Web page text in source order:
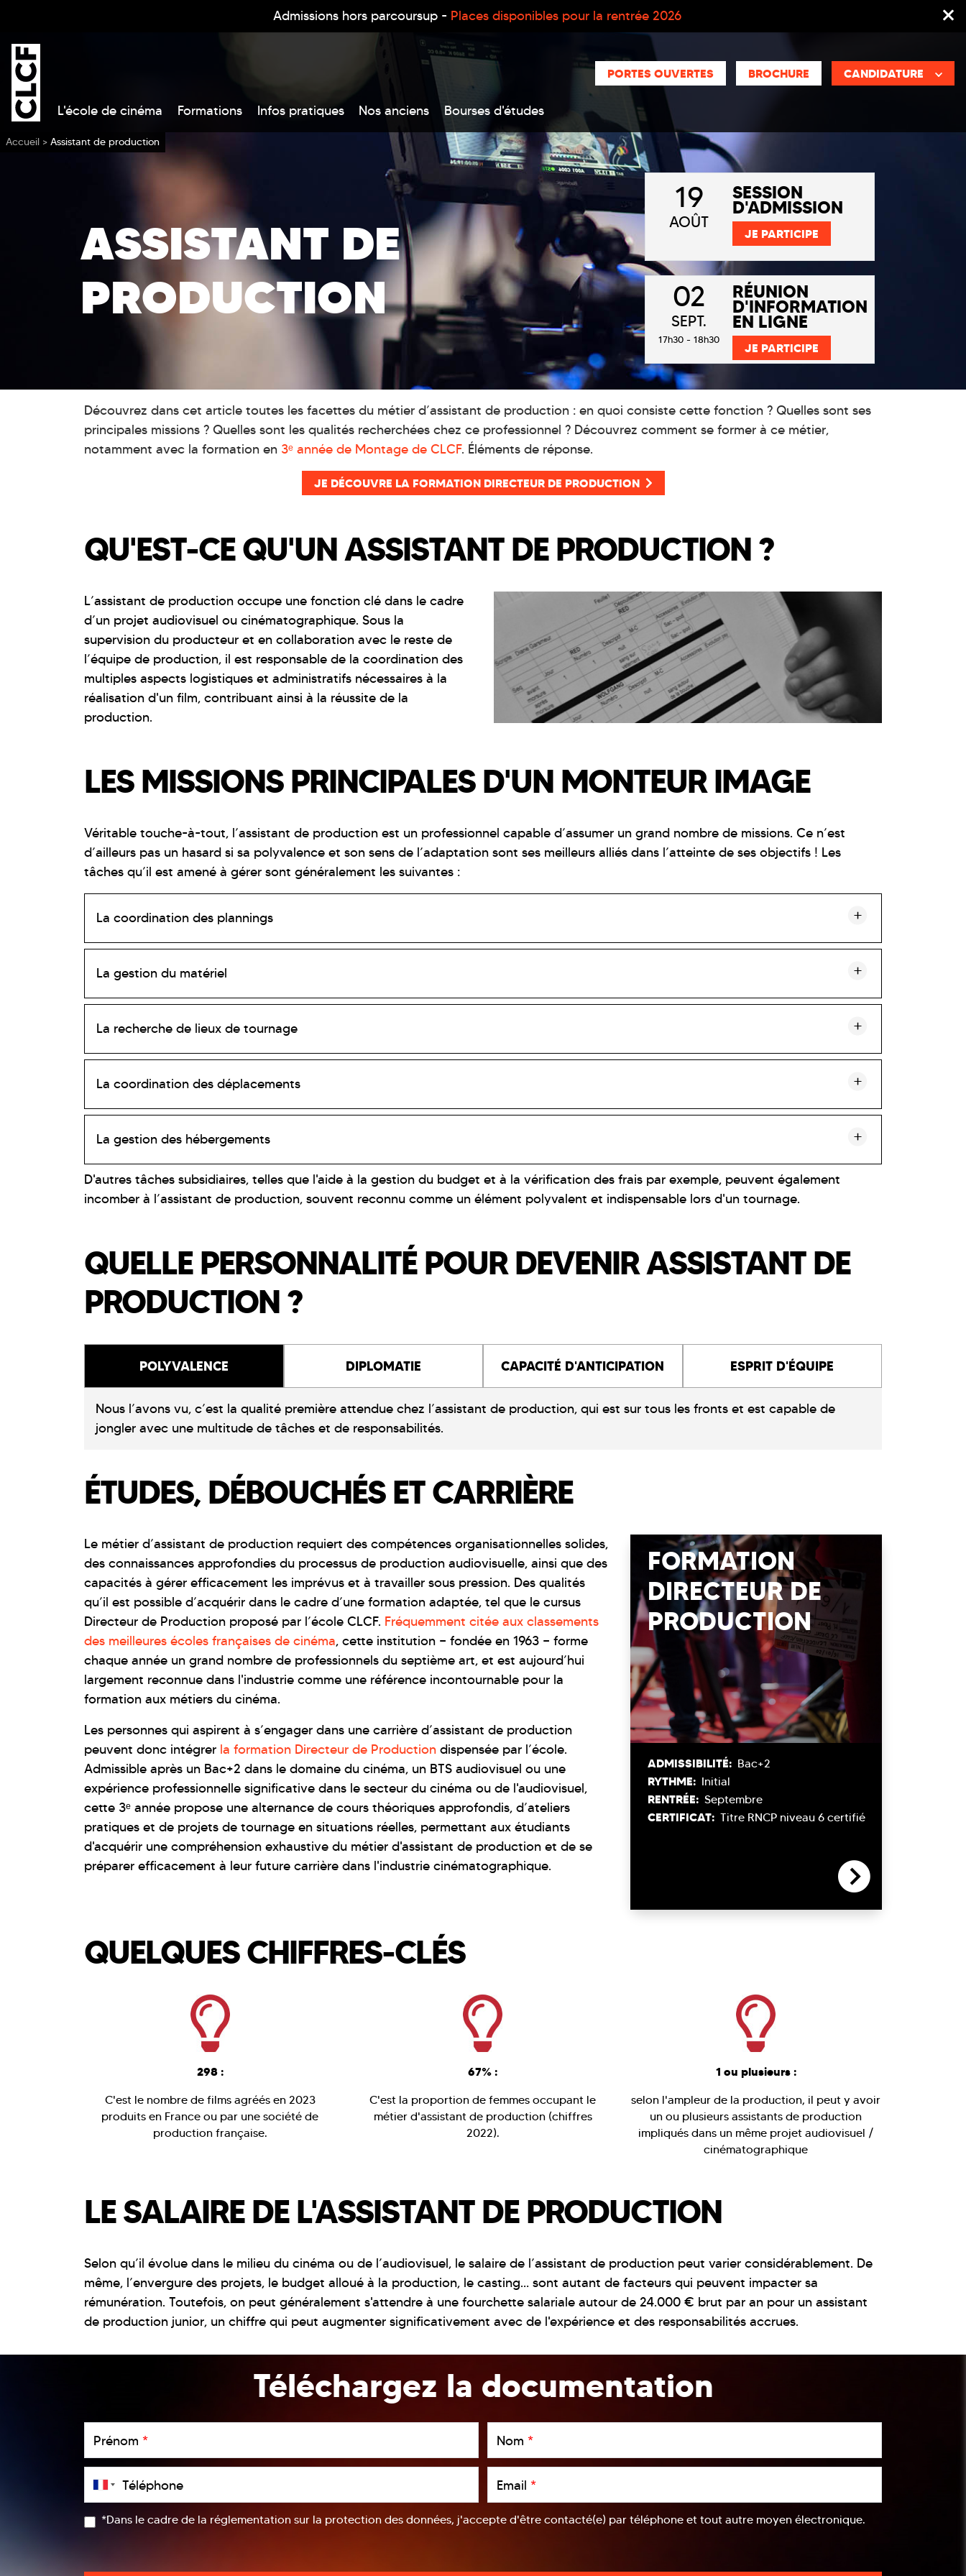
ASSISTANT DE
PRODUCTION
19
AOÛT
SESSION
D'ADMISSION
JE PARTICIPE
02
SEPT.
17h30 - 18h30
RÉUNION
D'INFORMATION
EN LIGNE
JE PARTICIPE
Découvrez dans cet article toutes les facettes du métier d’assistant de production : en quoi consiste cette fonction ? Quelles sont ses
principales missions ? Quelles sont les qualités recherchées chez ce professionnel ? Découvrez comment se former à ce métier,
notamment avec la formation en 3ᵉ année de Montage de CLCF. Éléments de réponse.
JE DÉCOUVRE LA FORMATION DIRECTEUR DE PRODUCTION
QU'EST-CE QU'UN ASSISTANT DE PRODUCTION ?
L’assistant de production occupe une fonction clé dans le cadre
d’un projet audiovisuel ou cinématographique. Sous la
supervision du producteur et en collaboration avec le reste de
l’équipe de production, il est responsable de la coordination des
multiples aspects logistiques et administratifs nécessaires à la
réalisation d'un film, contribuant ainsi à la réussite de la
production.
LES MISSIONS PRINCIPALES D'UN MONTEUR IMAGE
Véritable touche-à-tout, l’assistant de production est un professionnel capable d’assumer un grand nombre de missions. Ce n’est
d’ailleurs pas un hasard si sa polyvalence et son sens de l’adaptation sont ses meilleurs alliés dans l’atteinte de ses objectifs ! Les
tâches qu’il est amené à gérer sont généralement les suivantes :
La coordination des plannings
La gestion du matériel
La recherche de lieux de tournage
La coordination des déplacements
La gestion des hébergements
D'autres tâches subsidiaires, telles que l'aide à la gestion du budget et à la vérification des frais par exemple, peuvent également
incomber à l’assistant de production, souvent reconnu comme un élément polyvalent et indispensable lors d'un tournage.
QUELLE PERSONNALITÉ POUR DEVENIR ASSISTANT DE
PRODUCTION ?
POLYVALENCE DIPLOMATIE CAPACITÉ D'ANTICIPATION ESPRIT D'ÉQUIPE
Nous l’avons vu, c’est la qualité première attendue chez l’assistant de production, qui est sur tous les fronts et est capable de
jongler avec une multitude de tâches et de responsabilités.
ÉTUDES, DÉBOUCHÉS ET CARRIÈRE
Le métier d’assistant de production requiert des compétences organisationnelles solides,
des connaissances approfondies du processus de production audiovisuelle, ainsi que des
capacités à gérer efficacement les imprévus et à travailler sous pression. Des qualités
qu’il est possible d’acquérir dans le cadre d’une formation adaptée, tel que le cursus
Directeur de Production proposé par l’école CLCF. Fréquemment citée aux classements
des meilleures écoles françaises de cinéma, cette institution — fondée en 1963 — forme
chaque année un grand nombre de professionnels du septième art, et est aujourd’hui
largement reconnue dans l'industrie comme une référence incontournable pour la
formation aux métiers du cinéma.
Les personnes qui aspirent à s’engager dans une carrière d’assistant de production
peuvent donc intégrer la formation Directeur de Production dispensée par l’école.
Admissible après un Bac+2 dans le domaine du cinéma, un BTS audiovisuel ou une
expérience professionnelle significative dans le secteur du cinéma ou de l'audiovisuel,
cette 3ᵉ année propose une alternance de cours théoriques approfondis, d’ateliers
pratiques et de projets de tournage en situations réelles, permettant aux étudiants
d'acquérir une compréhension exhaustive du métier d'assistant de production et de se
préparer efficacement à leur future carrière dans l'industrie cinématographique.
FORMATION
DIRECTEUR DE
PRODUCTION
ADMISSIBILITÉ: Bac+2
RYTHME: Initial
RENTRÉE: Septembre
CERTIFICAT: Titre RNCP niveau 6 certifié
QUELQUES CHIFFRES-CLÉS
298 :
C'est le nombre de films agréés en 2023
produits en France ou par une société de
production française.
67% :
C'est la proportion de femmes occupant le
métier d'assistant de production (chiffres
2022).
1 ou plusieurs :
selon l'ampleur de la production, il peut y avoir
un ou plusieurs assistants de production
impliqués dans un même projet audiovisuel /
cinématographique
LE SALAIRE DE L'ASSISTANT DE PRODUCTION
Selon qu’il évolue dans le milieu du cinéma ou de l’audiovisuel, le salaire de l’assistant de production peut varier considérablement. De
même, l’envergure des projets, le budget alloué à la production, le casting… sont autant de facteurs qui peuvent impacter sa
rémunération. Toutefois, on peut généralement s'attendre à une fourchette salariale autour de 24.000 € brut par an pour un assistant
de production junior, un chiffre qui peut augmenter significativement avec de l'expérience et des responsabilités accrues.
Téléchargez la documentation
Prénom * Nom *
Téléphone Email *
*Dans le cadre de la réglementation sur la protection des données, j'accepte d'être contacté(e) par téléphone et tout autre moyen électronique.
Admissions hors parcoursup - Places disponibles pour la rentrée 2026
PORTES OUVERTES BROCHURE CANDIDATURE
L'école de cinéma Formations Infos pratiques Nos anciens
Bourses d'études
Vous êtes ici
Accueil > Assistant de production